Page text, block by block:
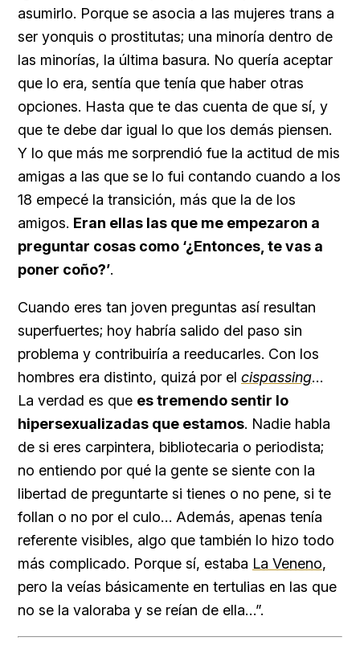
asumirlo. Porque se asocia a las mujeres trans a
ser yonquis o prostitutas; una minoría dentro de
las minorías, la última basura. No quería aceptar
que lo era, sentía que tenía que haber otras
opciones. Hasta que te das cuenta de que sí, y
que te debe dar igual lo que los demás piensen.
Y lo que más me sorprendió fue la actitud de mis
amigas a las que se lo fui contando cuando a los
18 empecé la transición, más que la de los
amigos. Eran ellas las que me empezaron a
preguntar cosas como ‘¿Entonces, te vas a
poner coño?’.
Cuando eres tan joven preguntas así resultan
superfuertes; hoy habría salido del paso sin
problema y contribuiría a reeducarles. Con los
hombres era distinto, quizá por el cispassing…
La verdad es que es tremendo sentir lo
hipersexualizadas que estamos. Nadie habla
de si eres carpintera, bibliotecaria o periodista;
no entiendo por qué la gente se siente con la
libertad de preguntarte si tienes o no pene, si te
follan o no por el culo… Además, apenas tenía
referente visibles, algo que también lo hizo todo
más complicado. Porque sí, estaba La Veneno,
pero la veías básicamente en tertulias en las que
no se la valoraba y se reían de ella…”.